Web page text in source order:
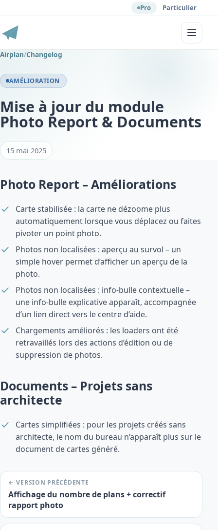
Pro Particulier
Menu
Airplan/Changelog
AMÉLIORATION
Mise à jour du module
Photo Report & Documents
15 mai 2025
Photo Report – Améliorations
Carte stabilisée : la carte ne dézoome plus
automatiquement lorsque vous déplacez ou faites
pivoter un point photo.
Photos non localisées : aperçu au survol – un
simple hover permet d’afficher un aperçu de la
photo.
Photos non localisées : info-bulle contextuelle –
une info-bulle explicative apparaît, accompagnée
d’un lien direct vers le centre d’aide.
Chargements améliorés : les loaders ont été
retravaillés lors des actions d’édition ou de
suppression de photos.
Documents – Projets sans
architecte
Cartes simplifiées : pour les projets créés sans
architecte, le nom du bureau n’apparaît plus sur le
document de cartes généré.
← VERSION PRÉCÉDENTE
Affichage du nombre de plans + correctif
rapport photo